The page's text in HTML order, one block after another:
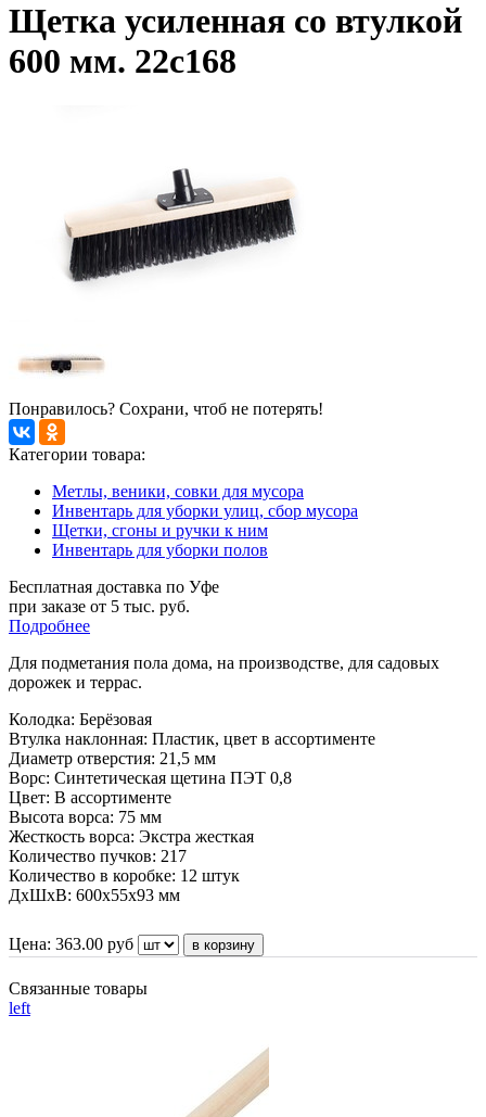
Щетка усиленная со втулкой
600 мм. 22с168
Понравилось? Сохрани, чтоб не потерять!
Категории товара:
Метлы, веники, совки для мусора
Инвентарь для уборки улиц, сбор мусора
Щетки, сгоны и ручки к ним
Инвентарь для уборки полов
Бесплатная доставка по Уфе
при заказе от 5 тыс. руб.
Подробнее
Для подметания пола дома, на производстве, для садовых
дорожек и террас.
Колодка: Берёзовая
Втулка наклонная: Пластик, цвет в ассортименте
Диаметр отверстия: 21,5 мм
Ворс: Синтетическая щетина ПЭТ 0,8
Цвет: В ассортименте
Высота ворса: 75 мм
Жесткость ворса: Экстра жесткая
Количество пучков: 217
Количество в коробке: 12 штук
ДxШxВ: 600x55x93 мм
Цена: 363.00 руб
Связанные товары
left